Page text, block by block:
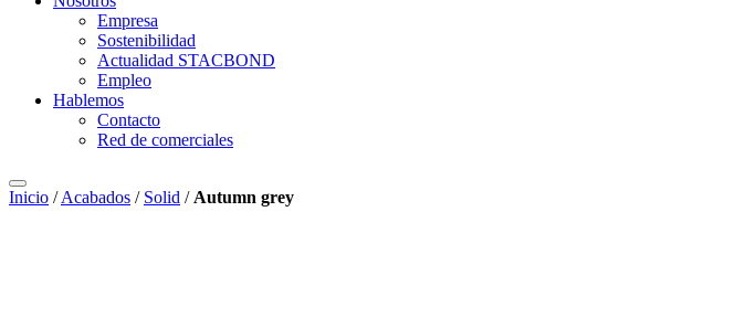
Empresa
Sostenibilidad
Actualidad STACBOND
Empleo
Hablemos
Contacto
Red de comerciales
Inicio /Acabados / Solid / Autumn grey